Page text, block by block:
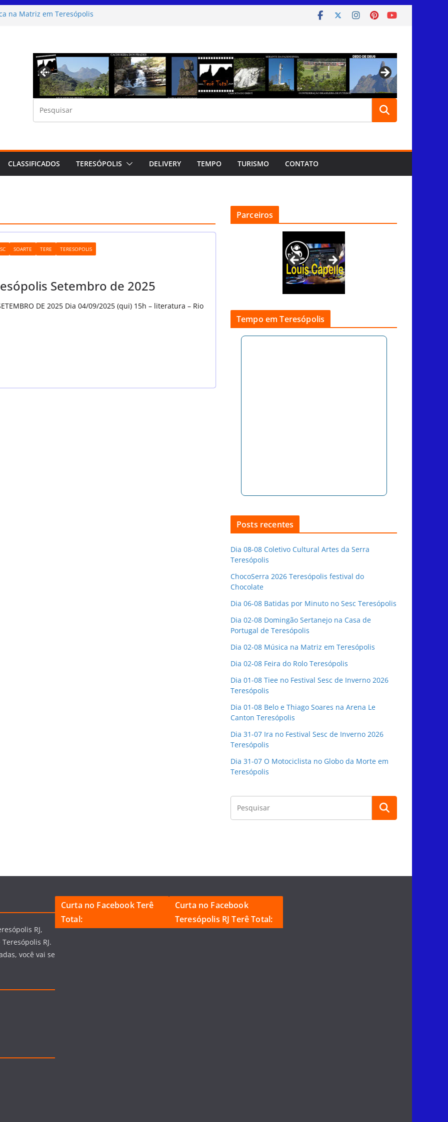
na Matriz em Teresópolis
Sertanejo na Casa de Portugal de
Previous
CLASSIFICADOS TERESÓPOLIS DELIVERY TEMPO TURISMO CONTATO
SOARTE TERE TERESOPOLIS
Setembro de 2025
DE 2025 Dia 04/09/2025 (qui) 15h – literatura – Rio
Parceiros
Tempo em Teresópolis
Posts recentes
Dia 08-08 Coletivo Cultural Artes da Serra
Teresópolis
ChocoSerra 2026 Teresópolis festival do
Chocolate
Dia 06-08 Batidas por Minuto no Sesc Teresópolis
Dia 02-08 Domingão Sertanejo na Casa de
Portugal de Teresópolis
Dia 02-08 Música na Matriz em Teresópolis
Dia 02-08 Feira do Rolo Teresópolis
Dia 01-08 Tiee no Festival Sesc de Inverno 2026
Teresópolis
Dia 01-08 Belo e Thiago Soares na Arena Le
Canton Teresópolis
Dia 31-07 Ira no Festival Sesc de Inverno 2026
Teresópolis
Dia 31-07 O Motociclista no Globo da Morte em
Teresópolis
RJ,
RJ.
você vai se
Curta no Facebook Terê
Total:
Curta no Facebook
Teresópolis RJ Terê Total: